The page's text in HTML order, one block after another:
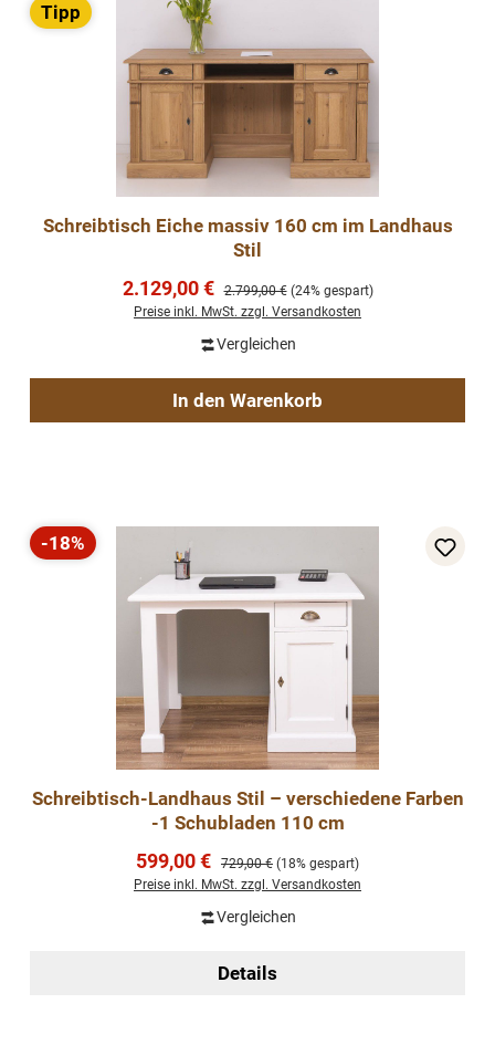
Tipp
Schreibtisch Eiche massiv 160 cm im Landhaus
Stil
Verkaufspreis:
2.129,00 € Regulärer Preis:
2.799,00 € (24% gespart)
Preise inkl. MwSt. zzgl. Versandkosten
Vergleichen
In den Warenkorb
Rabatt
-18%
Schreibtisch-Landhaus Stil – verschiedene Farben
-1 Schubladen 110 cm
Verkaufspreis:
599,00 € Regulärer Preis:
729,00 € (18% gespart)
Preise inkl. MwSt. zzgl. Versandkosten
Vergleichen
Details